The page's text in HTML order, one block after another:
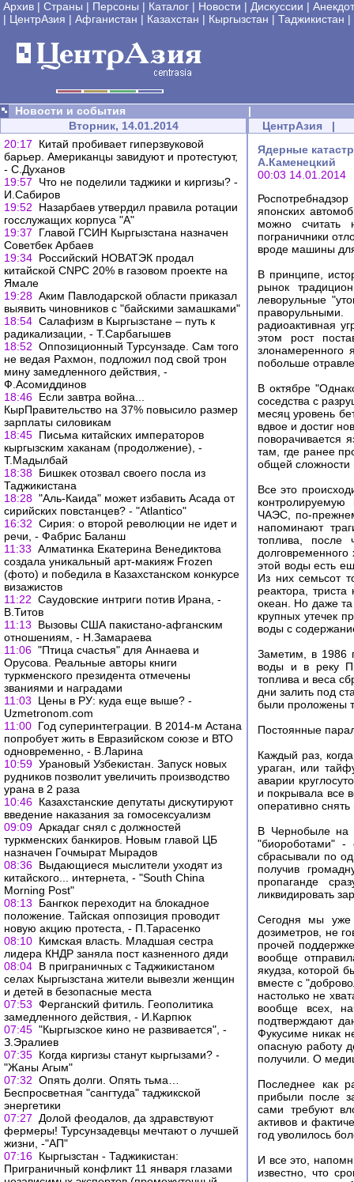
Архив | Страны | Персоны | Каталог | Новости | Дискуссии |
| ЦентрАзия | Афганистан | Казахстан | Кыргызстан | Таджикистан |
Новости и события
|
Вторник, 14.01.2014
20:17
Китай пробивает гиперзвуковой
барьер. Американцы завидуют и протестуют,
- С.Духанов
19:57
Что не поделили таджики и киргизы? -
И.Сабиров
19:52
Назарбаев утвердил правила ротации
госслужащих корпуса "А"
19:37
Главой ГСИН Кыргызстана назначен
Советбек Арбаев
19:34 Российский НОВАТЭК продал
китайской CNPC 20% в газовом проекте на
Ямале
19:28 Аким Павлодарской области приказал
выявить чиновников с "байскими замашками"
18:54 Салафизм в Кыргызстане – путь к
радикализации, - Т.Сарбагышев
18:52 Оппозиционный Турсунзаде. Сам того
не ведая Рахмон, подложил под свой трон
мину замедленного действия, -
Ф.Асомиддинов
18:46 Если завтра война...
КырПравительство на 37% повысило размер
зарплаты силовикам
18:45 Письма китайских императоров
кыргызским хаканам (продолжение), -
Т.Мадылбай
18:38 Бишкек отозвал своего посла из
Таджикистана
18:28 "Аль-Каида" может избавить Асада от
сирийских повстанцев? - "Atlantico"
16:32 Сирия: о второй революции не идет и
речи, - Фабрис Баланш
11:33 Алматинка Екатерина Венедиктова
создала уникальный арт-макияж Frozen
(фото) и победила в Казахстанском конкурсе
визажистов
11:22 Саудовские интриги потив Ирана, -
В.Титов
11:13
Вызовы США пакистано-афганским
отношениям, - Н.Замараева
11:06 "Птица счастья" для Аннаева и
Орусова. Реальные авторы книги
туркменского президента отмечены
званиями и наградами
11:03
Цены в РУ: куда еще выше? -
Uzmetronom.com
11:00 Год суперинтеграции. В 2014-м Астана
попробует жить в Евразийском союзе и ВТО
одновременно, - В.Ларина
10:59 Урановый Узбекистан. Запуск новых
рудников позволит увеличить производство
урана в 2 раза
10:46 Казахстанские депутаты дискутируют
введение наказания за гомосексуализм
09:09 Аркадаг снял с должностей
туркменских банкиров. Новым главой ЦБ
назначен Гочмырат Мырадов
08:36 Выдающиеся мыслители уходят из
китайского... интернета, - "South China
Morning Post"
08:13
Бангкок переходит на блокадное
положение. Тайская оппозиция проводит
новую акцию протеста, - П.Тарасенко
08:10 Кимская власть. Младшая сестра
лидера КНДР заняла пост казненного дяди
08:04 В приграничных с Таджикистаном
селах Кыргызстана жители вывезли женщин
и детей в безопасные места
07:53 Ферганский фитиль. Геополитика
замедленного действия, - И.Карпюк
07:45 "Кыргызское кино не развивается", -
З.Эралиев
07:35 Когда киргизы станут кыргызами? -
"Жаны Агым"
07:32 Опять долги. Опять тьма…
Беспросветная "сангтуда" таджикской
энергетики
07:27
Долой феодалов, да здравствуют
фермеры! Турсунзадевцы мечтают о лучшей
жизни, -"АП"
07:16 Кыргызстан - Таджикистан:
Приграничный конфликт 11 января глазами
ЦентрАзия |
Ядерные
А.Каменецкий
00:03 14.01.2014
японских
можно считать
пограничники
вроде машины
В принципе,
рынок
леворульные
радиоактивная
этом рост
злонамеренного
побольше
В октябре
соседства с
месяц уровень
вдвое и достиг
поворачивается
там, где ранее
общей сложности
Все это
контролируемую
ЧАЭС, по-
напоминают
топлива, после
этой воды есть
Из них семьсот
реактора,
океан. Но даже та
крупных утечек
воды с
Заметим, в 1986
воды и в реку
топлива и веса
дни залить под
были проложены
Постоянные
Каждый раз,
ураган, или
аварии
и покрывала все
оперативно снять
В Чернобыле на
"биороботами" -
сбрасывали по
получив
пропаганде
ликвидировать
Сегодня мы уже
дозиметров, не
прочей
вообще
якудза, которой
вместе с
настолько не
вообще всех,
подтверждают
Фукусиме никак
опасную работу
получили. О
Последнее как
прибыли после
сами требуют
активов и
год уволилось
И все это,
известно, что